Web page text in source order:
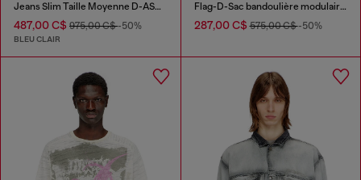
Jeans Slim Taille Moyenne D-ASKAR
487,00 C$ 975,00 C$-50%
BLEU CLAIR
Flag-D-Sac bandoulière modulaire avec logo embossé
287,00 C$575,00 C$-50%